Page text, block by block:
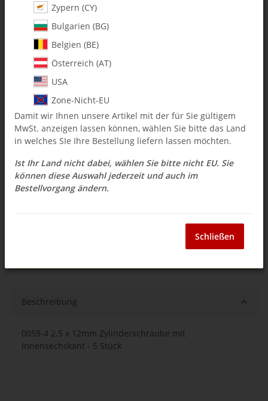
0059-4 2.5 x 12mm Zylinderschraube mit Innensechskant - 5
$ 2.38
inkl. 19% USt. , zzgl.
Auswahl Steuerzone / Lieferland
Lieferzeit:3 - 14 Werktage(DE - Ausland
abweichend)
Frage zum Artikel
Beschreibung
0059-4 2.5 x 12mm Zylinderschraube mit
Innensechskant - 5 Stück
Zypern (CY)
Bulgarien (BG)
Belgien (BE)
Österreich (AT)
USA
Zone-Nicht-EU
Damit wir Ihnen unsere Artikel mit der für Sie gültigem
MwSt. anzeigen lassen können, wählen Sie bitte das Land
in welches SIe Ihre Bestellung liefern lassen möchten.
Ist Ihr Land nicht dabei, wählen Sie bitte nicht EU. Sie
können diese Auswahl jederzeit und auch im
Bestellvorgang ändern.
Schließen